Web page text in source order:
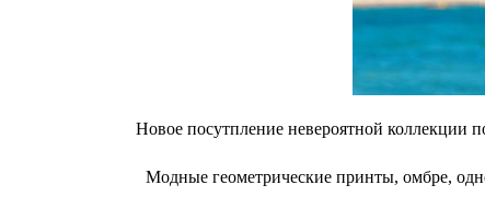
Новое посутпление невероятной коллекции
Модные геометрические принты, омбре,